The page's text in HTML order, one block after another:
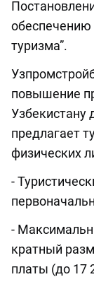
обеспечению
туризма”.
повышение
Узбекистану
предлагает
физических
-
-
кратный
платы (до 17